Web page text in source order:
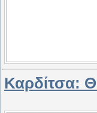
Καρδίτσα: